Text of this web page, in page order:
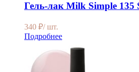
Гель-лак Milk Simple 135
340 ₽/ шт.
Подробнее